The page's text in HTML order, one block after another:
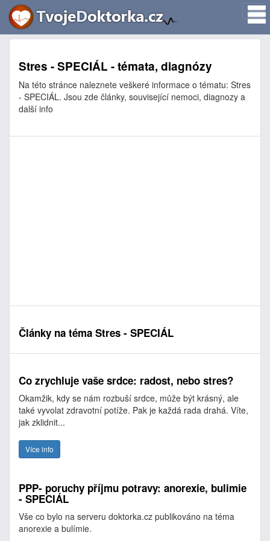
Stres - SPECIÁL - témata, diagnózy
Na této stránce naleznete veškeré informace o tématu: Stres
- SPECIÁL. Jsou zde články, související nemoci, diagnozy a
další info
Články na téma Stres - SPECIÁL
Co zrychluje vaše srdce: radost, nebo stres?
Okamžik, kdy se nám rozbuší srdce, může být krásný, ale
také vyvolat zdravotní potíže. Pak je každá rada drahá. Víte,
jak zklidnit...
Více info
PPP- poruchy příjmu potravy: anorexie, bulimie
- SPECIÁL
Vše co bylo na serveru doktorka.cz publikováno na téma
anorexie a bulímie.